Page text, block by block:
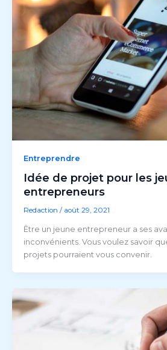
Entreprendre
Idée de projet pour les
entrepreneurs
Redaction / août 29, 2021
Être un jeune entrepreneur a ses
inconvénients. Vous voulez savoir
projets pourraient vous convenir.